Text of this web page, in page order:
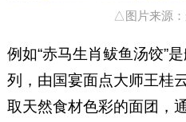
△图片来源
例如“赤马生肖鲅鱼汤饺”
列，由国宴面点大师王桂
取天然食材色彩的面团，